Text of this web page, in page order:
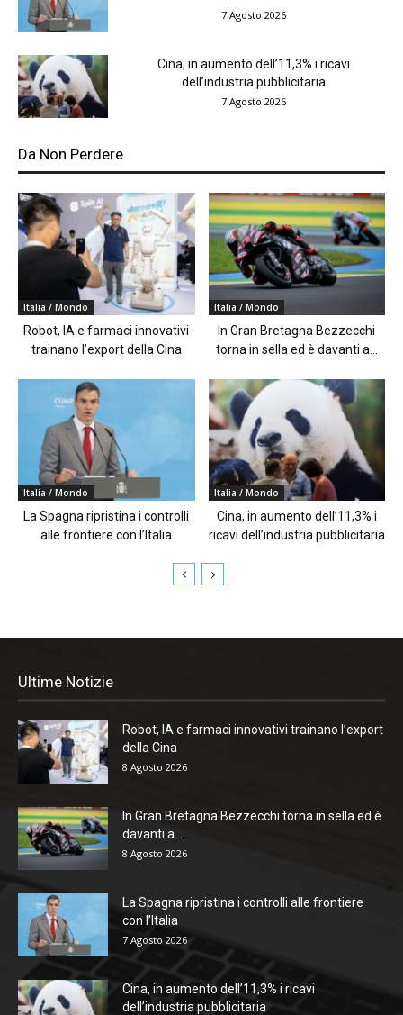
7 Agosto 2026
Cina, in aumento dell’11,3% i ricavi
dell’industria pubblicitaria
7 Agosto 2026
Da Non Perdere
Italia / Mondo
Robot, IA e farmaci innovativi
trainano l’export della Cina
Italia / Mondo
In Gran Bretagna Bezzecchi
torna in sella ed è davanti a...
Italia / Mondo
La Spagna ripristina i controlli
alle frontiere con l’Italia
Italia / Mondo
Cina, in aumento dell’11,3% i
ricavi dell’industria pubblicitaria
Ultime Notizie
Robot, IA e farmaci innovativi trainano l’export
della Cina
8 Agosto 2026
In Gran Bretagna Bezzecchi torna in sella ed è
davanti a...
8 Agosto 2026
La Spagna ripristina i controlli alle frontiere
con l’Italia
7 Agosto 2026
Cina, in aumento dell’11,3% i ricavi
dell’industria pubblicitaria